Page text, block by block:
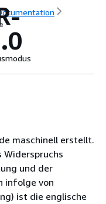
maschinell erstellt.
Widerspruchs
und der
infolge von
ist die englische